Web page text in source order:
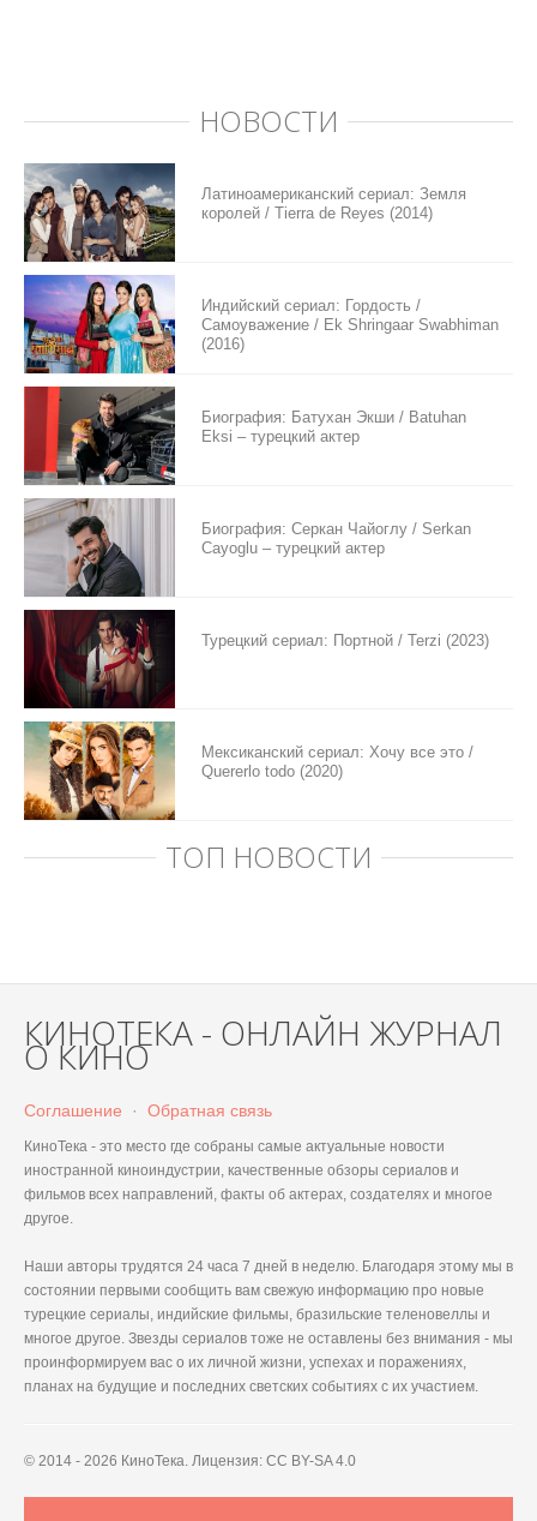
НОВОСТИ
Латиноамериканский сериал: Земля
королей / Tierra de Reyes (2014)
Индийский сериал: Гордость /
Самоуважение / Ek Shringaar Swabhiman
(2016)
Биография: Батухан Экши / Batuhan
Eksi – турецкий актер
Биография: Серкан Чайоглу / Serkan
Cayoglu – турецкий актер
Турецкий сериал: Портной / Terzi (2023)
Мексиканский сериал: Хочу все это /
Quererlo todo (2020)
ТОП НОВОСТИ
КИНОТЕКА - ОНЛАЙН ЖУРНАЛ
О КИНО
Соглашение · Обратная связь
КиноТека - это место где собраны самые актуальные новости
иностранной киноиндустрии, качественные обзоры сериалов и
фильмов всех направлений, факты об актерах, создателях и многое
другое.
Наши авторы трудятся 24 часа 7 дней в неделю. Благодаря этому мы в
состоянии первыми сообщить вам свежую информацию про новые
турецкие сериалы, индийские фильмы, бразильские теленовеллы и
многое другое. Звезды сериалов тоже не оставлены без внимания - мы
проинформируем вас о их личной жизни, успехах и поражениях,
планах на будущие и последних светских событиях с их участием.
© 2014 - 2026 КиноТека. Лицензия: CC BY-SA 4.0